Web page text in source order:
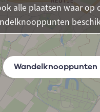
alle plaatsen waar op
Wandelknooppunten